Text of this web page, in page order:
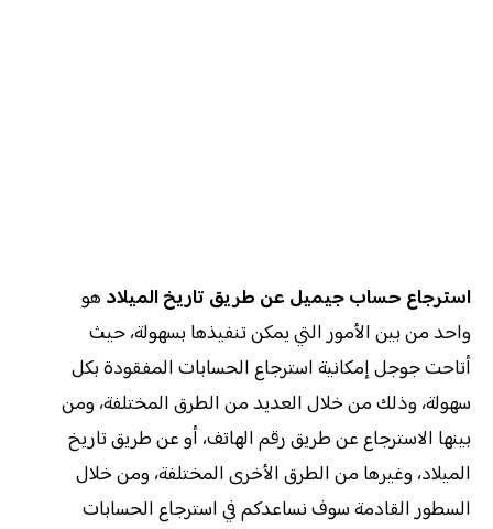
استرجاع حساب جيميل عن طريق تاريخ الميلاد هو
واحد من بين الأمور التي يمكن تنفيذها بسهولة، حيث
أتاحت جوجل إمكانية استرجاع الحسابات المفقودة بكل
سهولة، وذلك من خلال العديد من الطرق المختلفة، ومن
بينها الاسترجاع عن طريق رقم الهاتف، أو عن طريق تاريخ
الميلاد، وغيرها من الطرق الأخرى المختلفة، ومن خلال
السطور القادمة سوف نساعدكم في استرجاع الحسابات